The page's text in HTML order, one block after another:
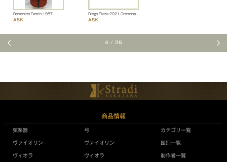
Domenico Fantin 1987
ASK
Diego Plaza 2021 Cremona
ASK
4 / 25
商品情報
弦楽器
ヴァイオリン
ヴィオラ
弓
ヴァイオリン
ヴィオラ
カテゴリ一覧
国別一覧
制作者一覧